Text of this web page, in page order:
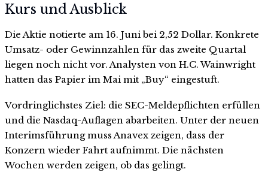
Kurs und Ausblick
Die Aktie notierte am 16. Juni bei 2,52 Dollar. Konkrete
Umsatz- oder Gewinnzahlen für das zweite Quartal
liegen noch nicht vor. Analysten von H.C. Wainwright
hatten das Papier im Mai mit „Buy“ eingestuft.
Vordringlichstes Ziel: die SEC-Meldepflichten erfüllen
und die Nasdaq-Auflagen abarbeiten. Unter der neuen
Interimsführung muss Anavex zeigen, dass der
Konzern wieder Fahrt aufnimmt. Die nächsten
Wochen werden zeigen, ob das gelingt.